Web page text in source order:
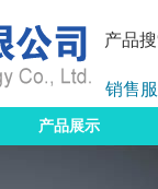
产品
销售
产品展示